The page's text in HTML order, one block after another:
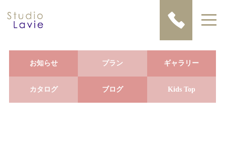
お知らせ プラン ギャラリー
カタログ ブログ Kids Top